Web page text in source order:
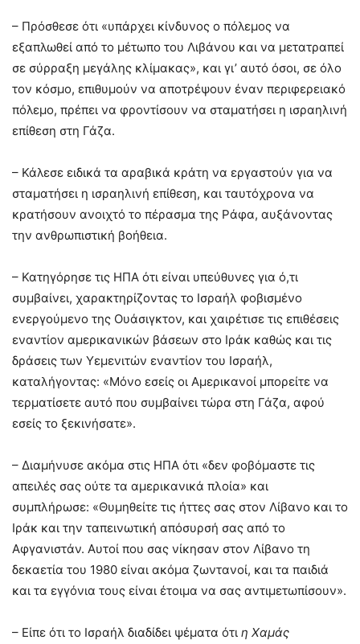
– Πρόσθεσε ότι «υπάρχει κίνδυνος ο πόλεμος να
εξαπλωθεί από το μέτωπο του Λιβάνου και να μετατραπεί
σε σύρραξη μεγάλης κλίμακας», και γι’ αυτό όσοι, σε όλο
τον κόσμο, επιθυμούν να αποτρέψουν έναν περιφερειακό
πόλεμο, πρέπει να φροντίσουν να σταματήσει η ισραηλινή
επίθεση στη Γάζα.
– Κάλεσε ειδικά τα αραβικά κράτη να εργαστούν για να
σταματήσει η ισραηλινή επίθεση, και ταυτόχρονα να
κρατήσουν ανοιχτό το πέρασμα της Ράφα, αυξάνοντας
την ανθρωπιστική βοήθεια.
– Κατηγόρησε τις ΗΠΑ ότι είναι υπεύθυνες για ό,τι
συμβαίνει, χαρακτηρίζοντας το Ισραήλ φοβισμένο
ενεργούμενο της Ουάσιγκτον, και χαιρέτισε τις επιθέσεις
εναντίον αμερικανικών βάσεων στο Ιράκ καθώς και τις
δράσεις των Υεμενιτών εναντίον του Ισραήλ,
καταλήγοντας: «Μόνο εσείς οι Αμερικανοί μπορείτε να
τερματίσετε αυτό που συμβαίνει τώρα στη Γάζα, αφού
εσείς το ξεκινήσατε».
– Διαμήνυσε ακόμα στις ΗΠΑ ότι «δεν φοβόμαστε τις
απειλές σας ούτε τα αμερικανικά πλοία» και
συμπλήρωσε: «Θυμηθείτε τις ήττες σας στον Λίβανο και το
Ιράκ και την ταπεινωτική απόσυρσή σας από το
Αφγανιστάν. Αυτοί που σας νίκησαν στον Λίβανο τη
δεκαετία του 1980 είναι ακόμα ζωντανοί, και τα παιδιά
και τα εγγόνια τους είναι έτοιμα να σας αντιμετωπίσουν».
– Είπε ότι το Ισραήλ διαδίδει ψέματα ότι η Χαμάς